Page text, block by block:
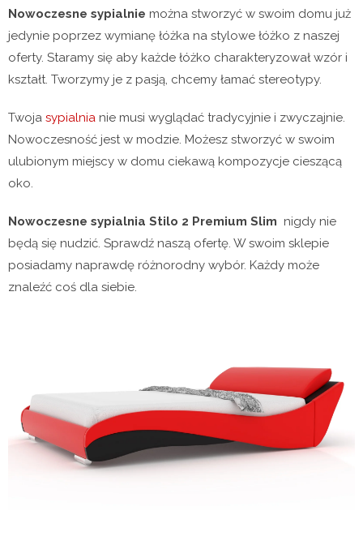
Nowoczesne sypialnie można stworzyć w swoim domu już
jedynie poprzez wymianę łóżka na stylowe łóżko z naszej
oferty. Staramy się aby każde łóżko charakteryzował wzór i
kształt. Tworzymy je z pasją, chcemy łamać stereotypy.
Twoja sypialnia nie musi wyglądać tradycyjnie i zwyczajnie.
Nowoczesność jest w modzie. Możesz stworzyć w swoim
ulubionym miejscy w domu ciekawą kompozycje cieszącą
oko.
Nowoczesne sypialnia Stilo 2 Premium Slim nigdy nie
będą się nudzić. Sprawdź naszą ofertę. W swoim sklepie
posiadamy naprawdę różnorodny wybór. Każdy może
znaleźć coś dla siebie.